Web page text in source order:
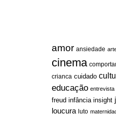
amor ansiedade
cinema
crianca cuidado
educação entrevista
freud infância insight
loucura luto